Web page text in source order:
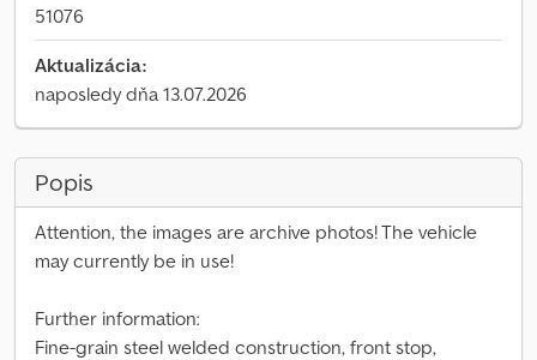
51076
Aktualizácia:
naposledy dňa 13.07.2026
Popis
Attention, the images are archive photos! The vehicle
may currently be in use!
Further information:
Fine-grain steel welded construction, front stop,